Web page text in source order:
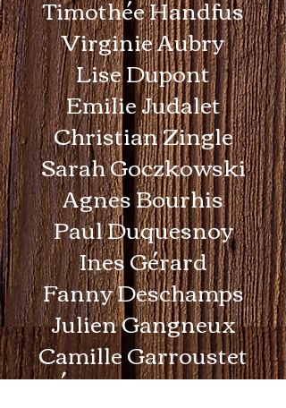
Timothée Handfus
Virginie Aubry
Lise Dupont
Emilie Judalet
Christian Zingle
Sarah Goczkowski
Agnes Bourhis
Paul Duquesnoy
Ines Gérard
Fanny Deschamps
Julien Gangneux
Camille Garroustet
Évelyne Rognon